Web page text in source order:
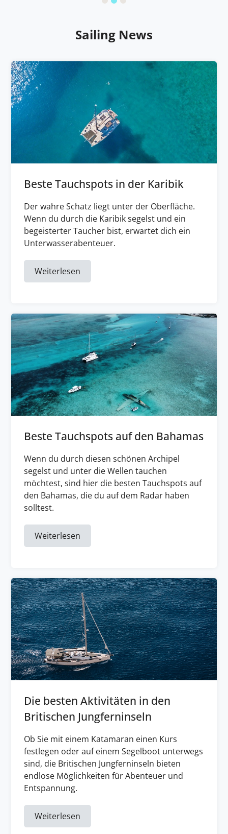
Sailing News
Beste Tauchspots in der Karibik
Der wahre Schatz liegt unter der Oberfläche.
Wenn du durch die Karibik segelst und ein
begeisterter Taucher bist, erwartet dich ein
Unterwasserabenteuer.
Weiterlesen
Beste Tauchspots auf den Bahamas
Wenn du durch diesen schönen Archipel
segelst und unter die Wellen tauchen
möchtest, sind hier die besten Tauchspots auf
den Bahamas, die du auf dem Radar haben
solltest.
Weiterlesen
Die besten Aktivitäten in den
Britischen Jungferninseln
Ob Sie mit einem Katamaran einen Kurs
festlegen oder auf einem Segelboot unterwegs
sind, die Britischen Jungferninseln bieten
endlose Möglichkeiten für Abenteuer und
Entspannung.
Weiterlesen